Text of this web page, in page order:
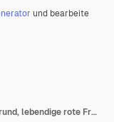
und bearbeite
Frische Erdbeeren auf weißem Hintergrund, lebendige rote Früchte, gesunder Snack, minimalistisches Design, natürlich